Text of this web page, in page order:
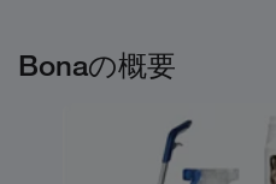
Bonaの概要